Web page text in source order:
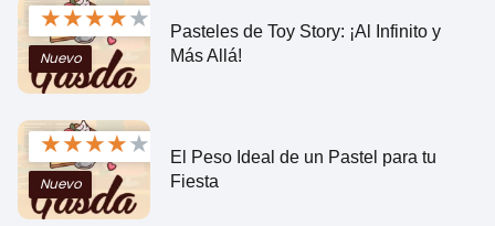
★★★★★
Nuevo
Pasteles de Toy Story: ¡Al Infinito y
Más Allá!
★★★★★
Nuevo
El Peso Ideal de un Pastel para tu
Fiesta